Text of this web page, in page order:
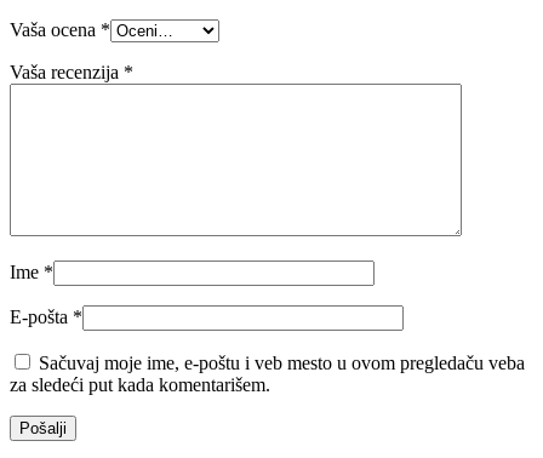
Vaša ocena *
Vaša recenzija *
Ime *
E-pošta *
Sačuvaj moje ime, e-poštu i veb mesto u ovom pregledaču veba
za sledeći put kada komentarišem.